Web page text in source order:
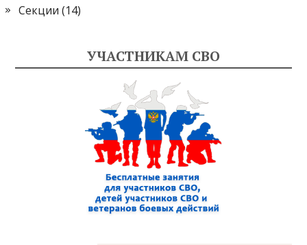
Секции (14)
УЧАСТНИКАМ СВО